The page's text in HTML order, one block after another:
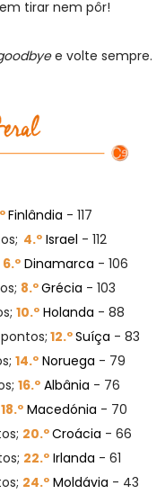
tirar nem pôr!
e volte sempre.
Finlândia - 117
4.º Israel - 112
6.º Dinamarca - 106
8.ºGrécia - 103
10.º Holanda - 88
12.ºSuíça - 83
14.º Noruega - 79
16.º Albânia - 76
18.º Macedónia - 70
20.ºCroácia - 66
22.º Irlanda - 61
24.º Moldávia - 43